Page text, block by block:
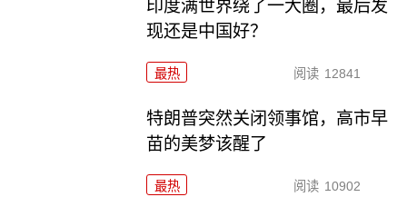
印度满世界绕了一大圈，最后发
现还是中国好？
最热 阅读 12841
特朗普突然关闭领事馆，高市早
苗的美梦该醒了
最热 阅读 10902